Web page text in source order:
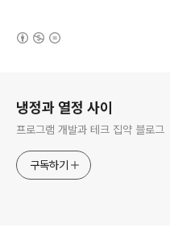
냉정과 열정 사이
프로그램 개발과 테크 집약 블로그
구독하기